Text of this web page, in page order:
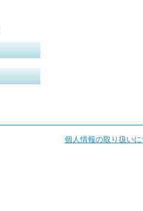
個人情報の取り扱い